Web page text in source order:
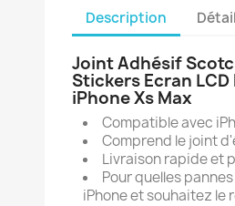
Description
Joint Adhésif
Stickers Ecran
iPhone Xs Max
Compatible avec
Comprend le joint
Livraison rapide et
Pour quelles
iPhone et souhaitez le